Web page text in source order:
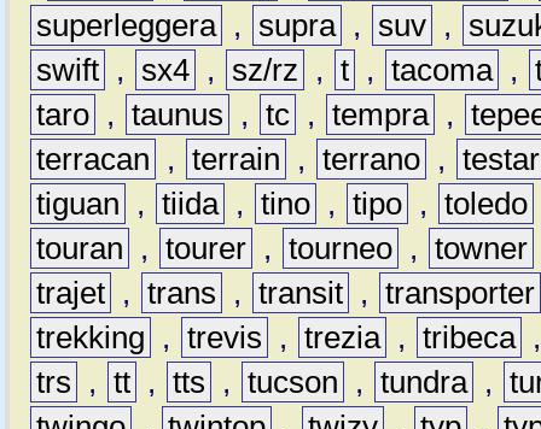
superleggera , supra , suv ,
swift , sx4 , sz/rz , t , tacoma ,
taro , taunus , tc , tempra ,
terracan
, terrain , terrano ,
tiguan
, tiida , tino , tipo , toledo
touran
, tourer , tourneo , towner
trajet , trans , transit , transporter
trekking
, trevis , trezia , tribeca
trs
, tt , tts , tucson , tundra ,